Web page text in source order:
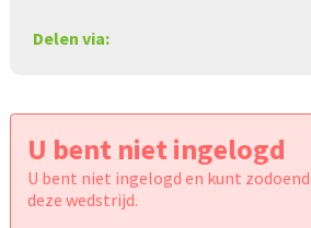
Delen via:
U bent niet ingelogd
U bent niet ingelogd en kunt
deze wedstrijd.